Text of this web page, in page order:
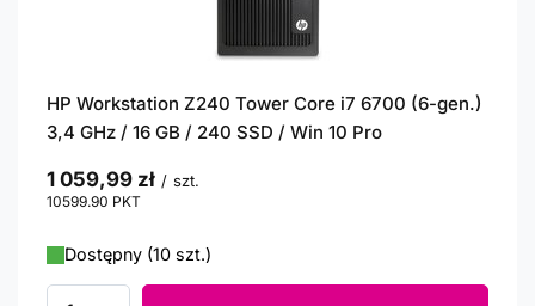
HP Workstation Z240 Tower Core i7 6700 (6-gen.)
3,4 GHz / 16 GB / 240 SSD / Win 10 Pro
1 059,99 zł / szt.
10599.90 PKT
Dostępny (10 szt.)